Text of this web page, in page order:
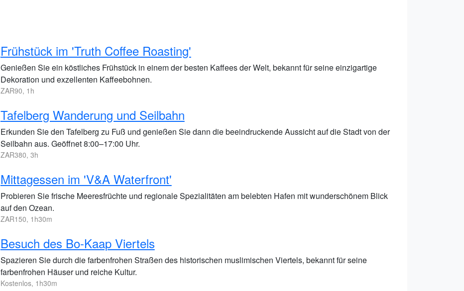
Frühstück im 'Truth Coffee Roasting'
Genießen Sie ein köstliches Frühstück in einem der besten Kaffees der Welt, bekannt für seine einzigartige
Dekoration und exzellenten Kaffeebohnen.
ZAR90, 1h
Tafelberg Wanderung und Seilbahn
Erkunden Sie den Tafelberg zu Fuß und genießen Sie dann die beeindruckende Aussicht auf die Stadt von der
Seilbahn aus. Geöffnet 8:00–17:00 Uhr.
ZAR380, 3h
Mittagessen im 'V&A Waterfront'
Probieren Sie frische Meeresfrüchte und regionale Spezialitäten am belebten Hafen mit wunderschönem Blick
auf den Ozean.
ZAR150, 1h30m
Besuch des Bo-Kaap Viertels
Spazieren Sie durch die farbenfrohen Straßen des historischen muslimischen Viertels, bekannt für seine
farbenfrohen Häuser und reiche Kultur.
Kostenlos, 1h30m